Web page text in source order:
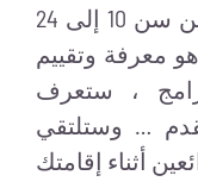
إلى 3 أشهر. الإقامات للاعبين من سن 10 إلى 24
معرفة وتقييم
، ستعرف
… وستلتقي